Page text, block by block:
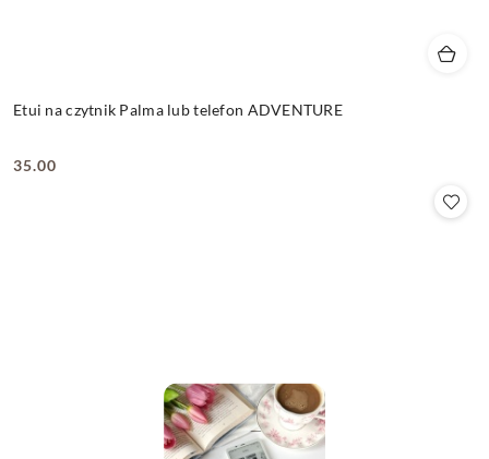
Etui na czytnik Palma lub telefon ADVENTURE
Cena:
35.00